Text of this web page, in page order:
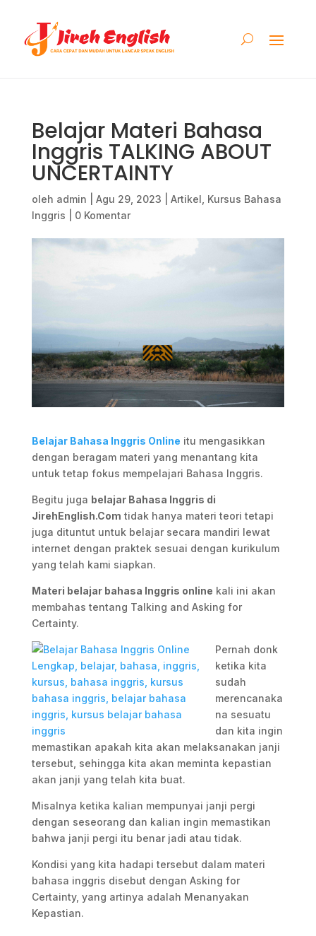
Belajar Materi Bahasa
Inggris TALKING ABOUT
UNCERTAINTY
oleh admin Agu 29, 2023 Artikel Kursus Bahasa
Inggris
0 Komentar
Belajar Bahasa Inggris Online itu mengasikkan
dengan beragam materi yang menantang kita
untuk tetap fokus mempelajari Bahasa Inggris.
Begitu juga belajar Bahasa Inggris di
JirehEnglish.Com tidak hanya materi teori tetapi
juga dituntut untuk belajar secara mandiri lewat
internet dengan praktek sesuai dengan kurikulum
yang telah kami siapkan.
Materi belajar bahasa Inggris online kali ini akan
membahas tentang Talking and Asking for
Certainty.
Pernah donk
ketika kita
sudah
merencanaka
na sesuatu
dan kita ingin
memastikan apakah kita akan melaksanakan janji
tersebut, sehingga kita akan meminta kepastian
akan janji yang telah kita buat.
Misalnya ketika kalian mempunyai janji pergi
dengan seseorang dan kalian ingin memastikan
bahwa janji pergi itu benar jadi atau tidak.
Kondisi yang kita hadapi tersebut dalam materi
bahasa inggris disebut dengan Asking for
Certainty, yang artinya adalah Menanyakan
Kepastian.